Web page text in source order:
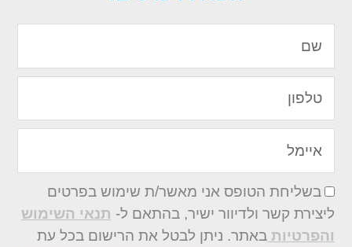
בשליחת הטופס אני מאשר/ת שימוש בפרטים
ליצירת קשר ולדיוור ישיר, בהתאם ל- תנאי השימוש
והפרטיותבאתר. ניתן לבטל את הרישום בכל עת